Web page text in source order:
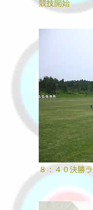
競技開始
８：４０決勝